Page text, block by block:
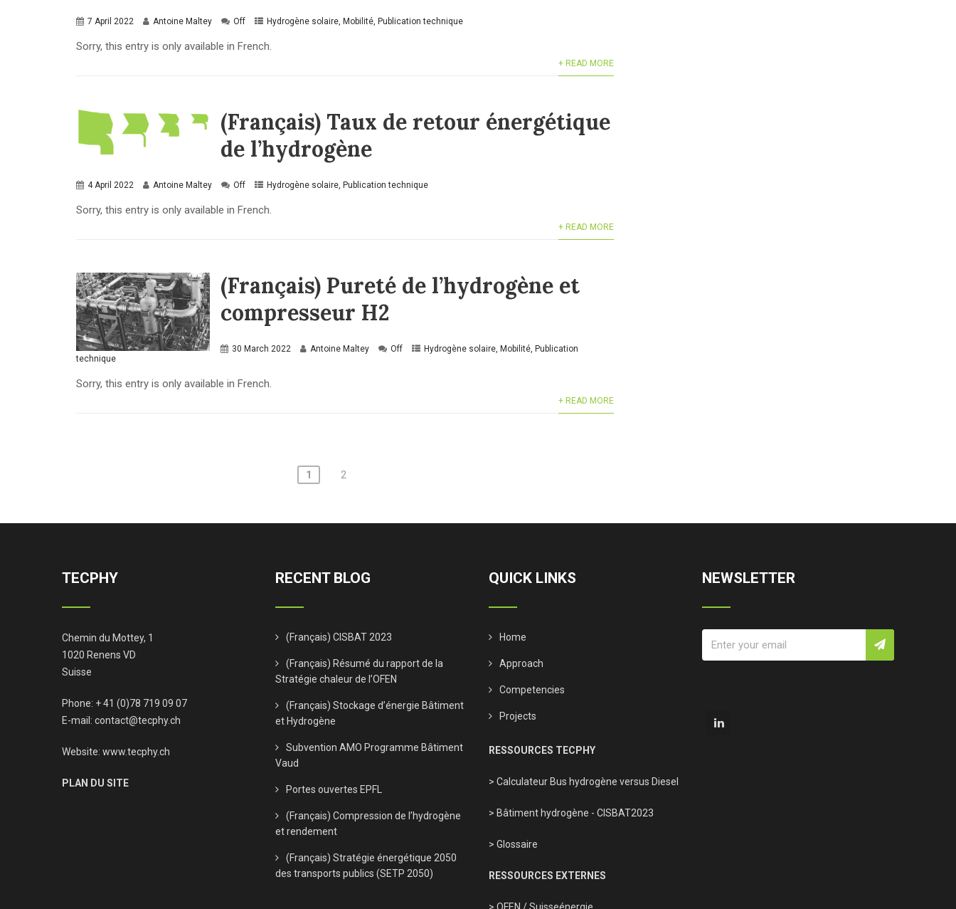
7 April 2022 Antoine Maltey Off Hydrogène solaire, Mobilité, Publication technique
Sorry, this entry is only available in French.
+ READ MORE
(Français) Taux de retour énergétique
de l’hydrogène
4 April 2022 Antoine Maltey Off Hydrogène solaire, Publication technique
Sorry, this entry is only available in French.
+ READ MORE
(Français) Pureté de l’hydrogène et
compresseur H2
30 March 2022 Antoine Maltey Off Hydrogène solaire,Mobilité,Publication
technique
Sorry, this entry is only available in French.
+ READ MORE
1 2
TECPHY
Chemin du Mottey, 1
1020 Renens VD
Suisse
Phone: + 41 (0)78 719 09 07
E-mail: contact@tecphy.ch
Website: www.tecphy.ch
PLAN DU SITE
RECENT BLOG
(Français) CISBAT 2023
(Français) Résumé du rapport de la
Stratégie chaleur de l’OFEN
(Français) Stockage d’énergie Bâtiment
et Hydrogène
Subvention AMO Programme Bâtiment
Vaud
Portes ouvertes EPFL
(Français) Compression de l’hydrogène
et rendement
(Français) Stratégie énergétique 2050
des transports publics (SETP 2050)
QUICK LINKS
Home
Approach
Competencies
Projects
RESSOURCES TECPHY
> Calculateur Bus hydrogène versus Diesel
> Bâtiment hydrogène - CISBAT2023
> Glossaire
RESSOURCES EXTERNES
NEWSLETTER